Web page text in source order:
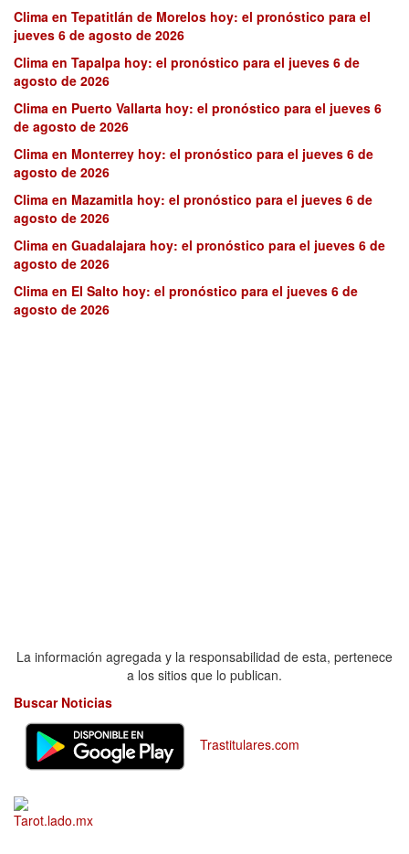
Clima en Tepatitlán de Morelos hoy: el pronóstico para el
jueves 6 de agosto de 2026
Clima en Tapalpa hoy: el pronóstico para el jueves 6 de
agosto de 2026
Clima en Puerto Vallarta hoy: el pronóstico para el jueves 6
de agosto de 2026
Clima en Monterrey hoy: el pronóstico para el jueves 6 de
agosto de 2026
Clima en Mazamitla hoy: el pronóstico para el jueves 6 de
agosto de 2026
Clima en Guadalajara hoy: el pronóstico para el jueves 6 de
agosto de 2026
Clima en El Salto hoy: el pronóstico para el jueves 6 de
agosto de 2026
La información agregada y la responsabilidad de esta, pertenece
a los sitios que lo publican.
Buscar Noticias
Trastitulares.com
Tarot.lado.mx